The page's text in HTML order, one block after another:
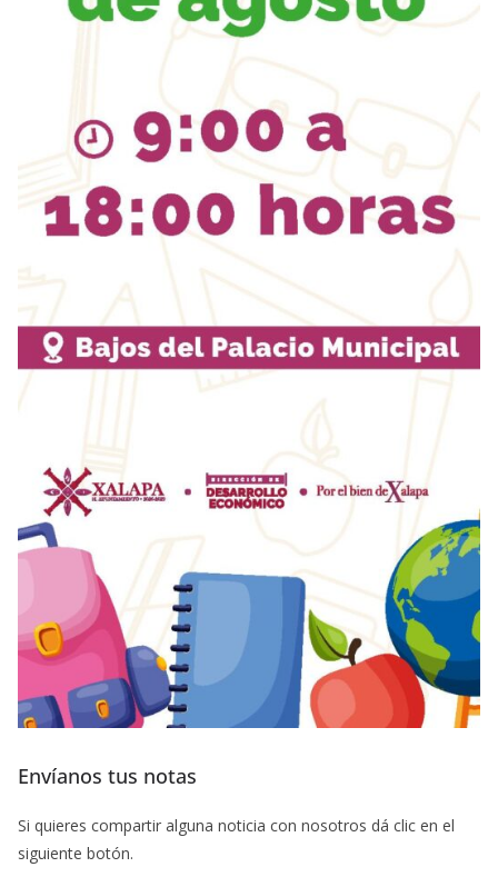
Envíanos tus notas
Si quieres compartir alguna noticia con nosotros dá clic en el
siguiente botón.